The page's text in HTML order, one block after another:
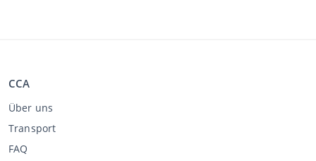
CCA
Über uns
Transport
FAQ